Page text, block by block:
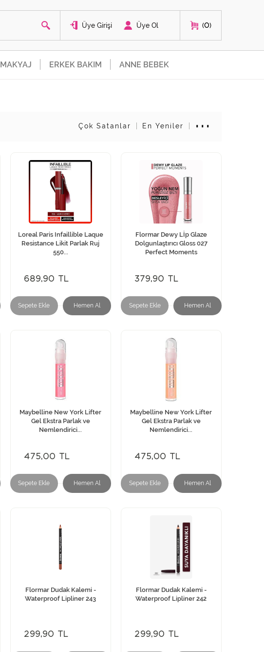
Üye Girişi Üye Ol 0
MAKYAJ ERKEK BAKIM ANNE BEBEK
Çok Satanlar En Yeniler
Sepete Ekle Hemen Al
Loreal Paris Infaillible Laque
Resistance Likit Parlak Ruj
550...
689,90 TL
Sepete Ekle Hemen Al
Flormar Dewy Lİp Glaze
Dolgunlaştırıcı Gloss 027
Perfect Moments
379,90 TL
Sepete Ekle Hemen Al
Maybelline New York Lifter
Gel Ekstra Parlak ve
Nemlendirici...
475,00 TL
Sepete Ekle Hemen Al
Maybelline New York Lifter
Gel Ekstra Parlak ve
Nemlendirici...
475,00 TL
Flormar Dudak Kalemi -
Waterproof Lipliner 243
299,90 TL
Flormar Dudak Kalemi -
Waterproof Lipliner 242
299,90 TL